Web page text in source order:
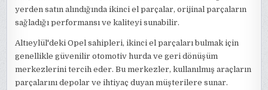
yerden satın alındığında ikinci el parçalar, orijinal parçaların
sağladığı performansı ve kaliteyi sunabilir.
Altıeylül'deki Opel sahipleri, ikinci el parçaları bulmak için
genellikle güvenilir otomotiv hurda ve geri dönüşüm
merkezlerini tercih eder. Bu merkezler, kullanılmış araçların
parçalarını depolar ve ihtiyaç duyan müşterilere sunar.